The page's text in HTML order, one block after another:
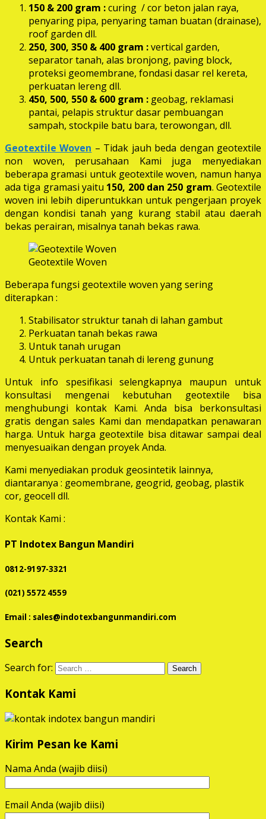
150 & 200 gram :curing / cor beton jalan raya,
penyaring pipa, penyaring taman buatan (drainase),
roof garden dll.
250, 300, 350 & 400 gram :vertical garden,
separator tanah, alas bronjong, paving block,
proteksi geomembrane, fondasi dasar rel kereta,
perkuatan lereng dll.
450, 500, 550 & 600 gram : geobag, reklamasi
pantai, pelapis struktur dasar pembuangan
sampah, stockpile batu bara, terowongan, dll.
Geotextile Woven – Tidak jauh beda dengan geotextile
non woven, perusahaan Kami juga menyediakan
beberapa gramasi untuk geotextile woven, namun hanya
ada tiga gramasi yaitu 150, 200 dan 250 gram. Geotextile
woven ini lebih diperuntukkan untuk pengerjaan proyek
dengan kondisi tanah yang kurang stabil atau daerah
bekas perairan, misalnya tanah bekas rawa.
Geotextile Woven
Beberapa fungsi geotextile woven yang sering
diterapkan :
Stabilisator struktur tanah di lahan gambut
Perkuatan tanah bekas rawa
Untuk tanah urugan
Untuk perkuatan tanah di lereng gunung
Untuk info spesifikasi selengkapnya maupun untuk
konsultasi mengenai kebutuhan geotextile bisa
menghubungi kontak Kami. Anda bisa berkonsultasi
gratis dengan sales Kami dan mendapatkan penawaran
harga. Untuk harga geotextile bisa ditawar sampai deal
menyesuaikan dengan proyek Anda.
Kami menyediakan produk geosintetik lainnya,
diantaranya : geomembrane, geogrid, geobag, plastik
cor, geocell dll.
Kontak Kami :
PT Indotex Bangun Mandiri
0812-9197-3321
(021) 5572 4559
Email : sales@indotexbangunmandiri.com
Search
Search for:
Kontak Kami
Kirim Pesan ke Kami
Nama Anda (wajib diisi)
Email Anda (wajib diisi)